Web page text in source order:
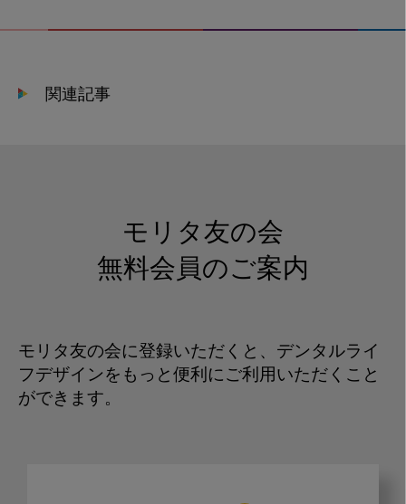
関連記事
モリタ友の会
無料会員のご案内
モリタ友の会に登録いただくと、デンタルライ
フデザインをもっと便利にご利用いただくこと
ができます。